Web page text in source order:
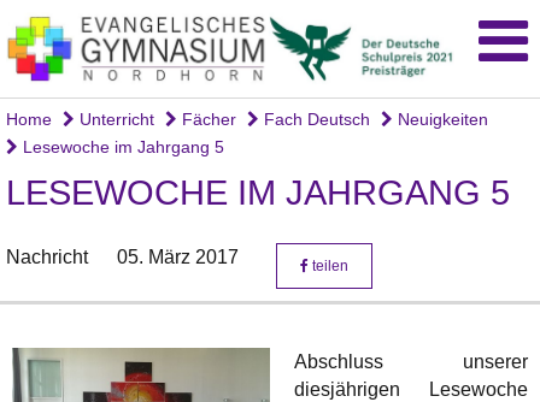
Home Unterricht Fächer Fach Deutsch
Neuigkeiten
Lesewoche im Jahrgang 5
LESEWOCHE IM JAHRGANG 5
Nachricht 05. März 2017 teilen
Abschluss unserer
diesjährigen Lesewoche